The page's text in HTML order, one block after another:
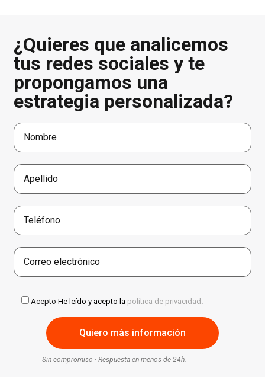
¿Quieres que analicemos
tus redes sociales y te
propongamos una
estrategia personalizada?
Acepto He leído y acepto la política de privacidad
Sin compromiso · Respuesta en menos de 24h.